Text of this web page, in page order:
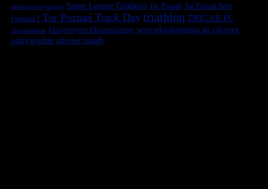
strategia zwycięzcy Super League Triathlon Tor Poznań Tor Poznań Bieg
Formuła 1 Tor Poznań Track Day triathlon TRIGAR.PL
ultramaraton Uniwersytet Ekonomiczny wszystkoobieganiu.pl zdrowe
odżywianie zdrowe zasady